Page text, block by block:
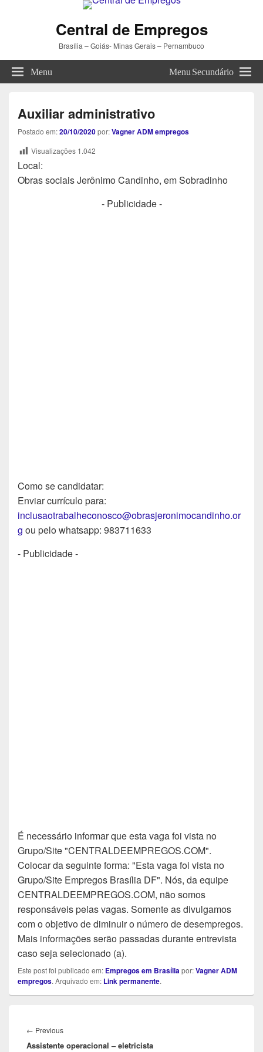
Central de Empregos
Brasília – Goiás- Minas Gerais – Pernambuco
Menu Menu Secundário
Auxiliar administrativo
Postado em:20/10/2020por:Vagner ADM empregos
Visualizações 1.042
Local:
Obras sociais Jerônimo Candinho, em Sobradinho
- Publicidade -
Como se candidatar:
Enviar currículo para:
inclusaotrabalheconosco@obrasjeronimocandinho.or
g ou pelo whatsapp: 983711633
- Publicidade -
É necessário informar que esta vaga foi vista no
Grupo/Site "CENTRALDEEMPREGOS.COM".
Colocar da seguinte forma: "Esta vaga foi vista no
Grupo/Site Empregos Brasília DF". Nós, da equipe
CENTRALDEEMPREGOS.COM, não somos
responsáveis pelas vagas. Somente as divulgamos
com o objetivo de diminuir o número de desempregos.
Mais informações serão passadas durante entrevista
caso seja selecionado (a).
Este post foi publicado em: Empregos em Brasíliapor:Vagner ADM
empregos. Arquivado em: Link permanente.
de
Post
← PreviousPrevious
post:
Assistente operacional – eletricista